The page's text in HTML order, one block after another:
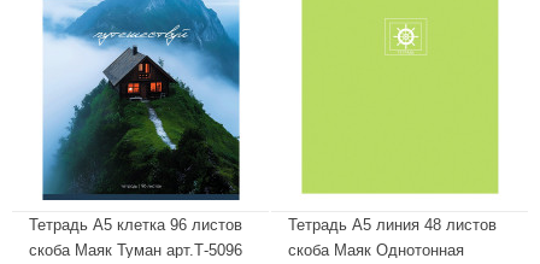
Тетрадь А5 клетка 96 листов
скоба Маяк Туман арт.Т-5096
Тетрадь А5 линия 48 листов
скоба Маяк Однотонная